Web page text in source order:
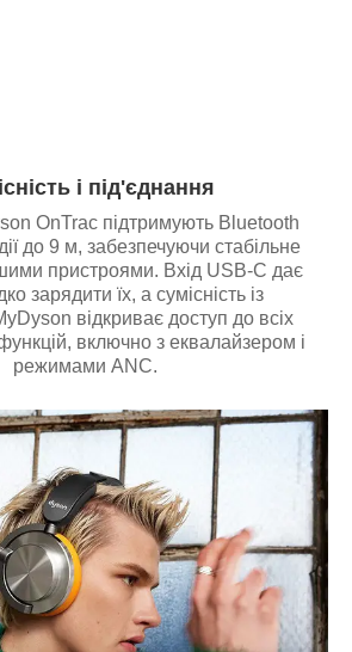
і під'єднання
OnTrac підтримують Bluetooth
до 9 м, забезпечуючи стабільне
пристроями. Вхід USB-C дає
зарядити їх, а сумісність із
відкриває доступ до всіх
включно з еквалайзером і
режимами ANC.